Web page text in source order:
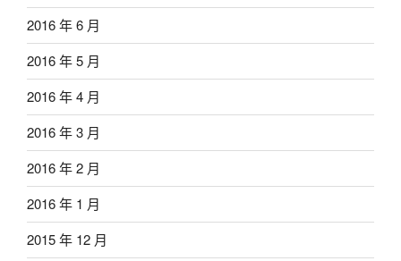
2016 年 6 月
2016 年 5 月
2016 年 4 月
2016 年 3 月
2016 年 2 月
2016 年 1 月
2015 年 12 月